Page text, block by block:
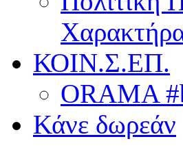
ΚΟΙΝ.Σ.ΕΠ.
ORAMA
Κάνε δωρεάν